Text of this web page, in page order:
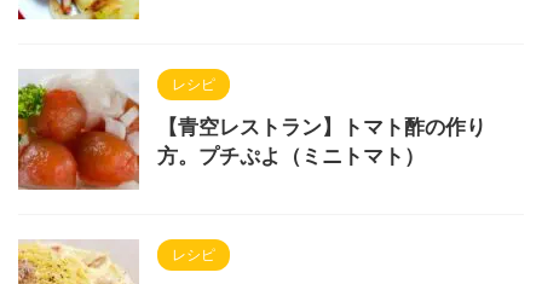
レシピ
【青空レストラン】トマト酢の作り
方。プチぷよ（ミニトマト）
レシピ